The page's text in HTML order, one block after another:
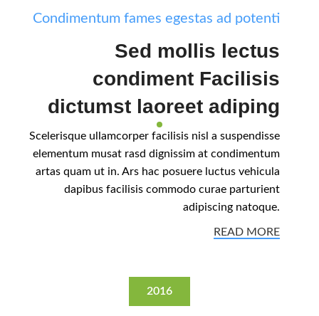
Condimentum fames egestas ad potenti
Sed mollis lectus
condiment Facilisis
dictumst laoreet adiping
Scelerisque ullamcorper facilisis nisl a suspendisse
elementum musat rasd dignissim at condimentum
artas quam ut in. Ars hac posuere luctus vehicula
dapibus facilisis commodo curae parturient
adipiscing natoque.
READ MORE
2016